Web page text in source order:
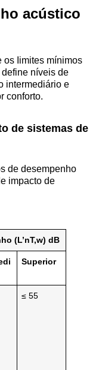
acústico
os Iimites mínimos
níveis de
intermediário e
conforto.
de sistemas de
de desempenho
impacto de
(L’nT,w) dB
Superior
≤ 55